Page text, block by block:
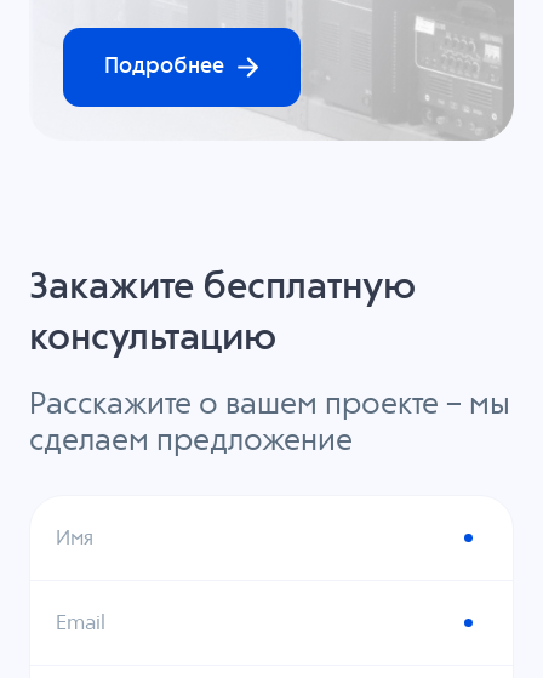
Подробнее
Закажите бесплатную
консультацию
Расскажите о вашем проекте – мы
сделаем предложение
Имя
Email